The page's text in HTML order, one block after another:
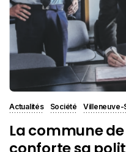
Actualités Société Villeneuve-
La commune